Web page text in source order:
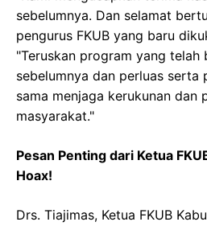
sebelumnya. Dan selamat
pengurus FKUB yang baru
"Teruskan program yang telah
sebelumnya dan perluas serta
sama menjaga kerukunan dan
masyarakat."
Pesan Penting dari Ketua
Hoax!
Drs. Tiajimas, Ketua FKUB